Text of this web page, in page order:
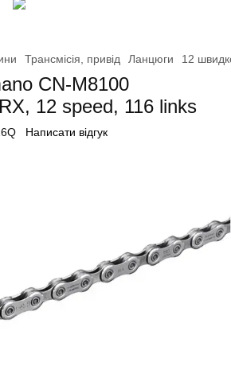
Трансмісія, привід Ланцюги 12
CN-M8100
12 speed, 116 links
Написати відгук